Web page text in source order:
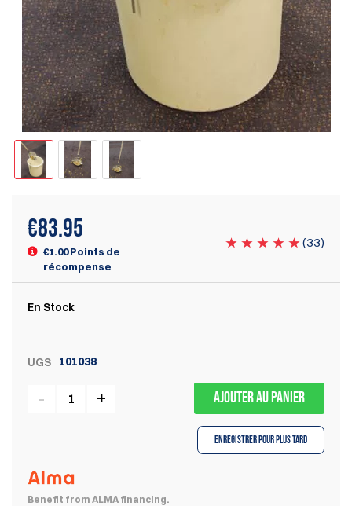
€83.95
€1.00 Points de
récompense
(33)
En Stock
UGS 101038
AJOUTER AU PANIER
Enregistrer pour plus tard
Benefit from ALMA financing.